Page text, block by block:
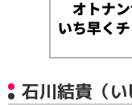
石川結貴（い